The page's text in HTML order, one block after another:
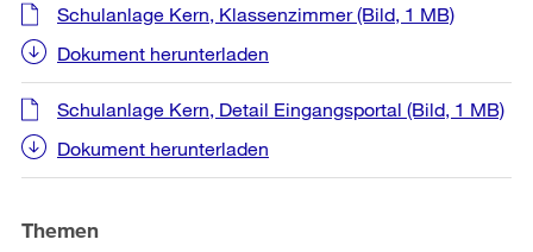
Schulanlage Kern, Klassenzimmer(Bild, 1 MB)
Dokument herunterladen
Schulanlage Kern, Detail Eingangsportal (Bild, 1 MB)
Dokument herunterladen
Themen